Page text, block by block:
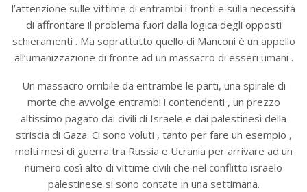
l’attenzione sulle vittime di entrambi i fronti e sulla necessità
di affrontare il problema fuori dalla logica degli opposti
schieramenti . Ma soprattutto quello di Manconi è un appello
all’umanizzazione di fronte ad un massacro di esseri umani .
Un massacro orribile da entrambe le parti, una spirale di
morte che avvolge entrambi i contendenti , un prezzo
altissimo pagato dai civili di Israele e dai palestinesi della
striscia di Gaza. Ci sono voluti , tanto per fare un esempio ,
molti mesi di guerra tra Russia e Ucrania per arrivare ad un
numero così alto di vittime civili che nel conflitto israelo
palestinese si sono contate in una settimana.